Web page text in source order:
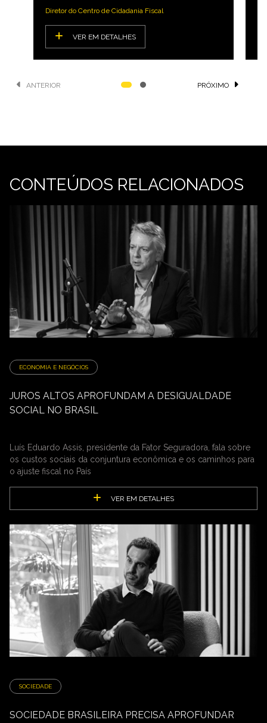
Diretor do Centro de Cidadania Fiscal
VER EM DETALHES
ANTERIOR PRÓXIMO
CONTEÚDOS RELACIONADOS
ECONOMIA E NEGÓCIOS
JUROS ALTOS APROFUNDAM A DESIGUALDADE
SOCIAL NO BRASIL
Luís Eduardo Assis, presidente da Fator Seguradora, fala sobre
os custos sociais da conjuntura econômica e os caminhos para
o ajuste fiscal no País
VER EM DETALHES
SOCIEDADE
SOCIEDADE BRASILEIRA PRECISA APROFUNDAR